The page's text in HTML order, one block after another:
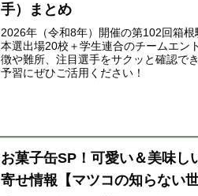
手）まとめ
2026年（令和8年）開催の第102回箱根
本選出場20校＋学生連合のチームエン
徴や難所、注目選手をサクッと確認で
予習にぜひご活用ください！
お菓子缶SP！可愛い＆美味し
寄せ情報【マツコの知らない世